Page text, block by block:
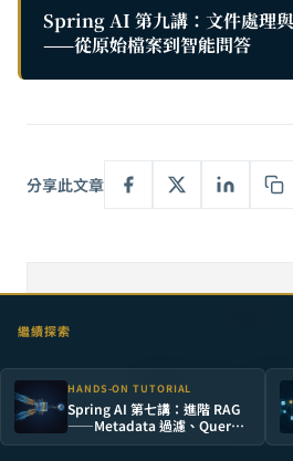
Spring AI 第九講：文件處理
——從原始檔案到智能問答
分享此文章
訂閱電子報，掌
每當我們發布新的深度分析與研
到通知。
繼續探索
HANDS-ON TUTORIAL
Spring AI 第七講：進階 RAG
——Metadata 過濾、Query
Rewriting 與 Re-ranking